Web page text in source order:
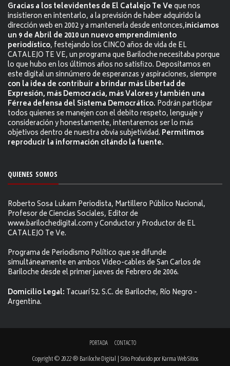
Gracias a los televidentes de El Catalejo Te Veque nos
insistieron en intentarlo, a la previsión de haber adquirido la
dirección web en 2002 y a mantenerla desde entonces,iniciamos
un 9 de Abril de 2010 un nuevo emprendimiento
periodístico, festejando los CINCO años de vida de EL
CATALEJO TE VE, un programa que Bariloche necesitaba porque
lo que hubo en los últimos años no satisfizo. Depositamos en
este digital un sinnúmero de esperanzas y aspiraciones, siempre
con la idea de contribuir a brindar más Libertad de
Expresión, más Democracia, más Valores y también una
Férrea defensa del Sistema Democrático. Podrán participar
todos quienes se manejen con el debito respeto, lenguaje y
consideración y honestamente, intentaremos ser lo más
objetivos dentro de nuestra obvia subjetividad. Permitimos
reproducir la información citándo la fuente.
QUIENES SOMOS
Roberto Sosa Lukam Periodista, Martillero Público Nacional,
Profesor de Ciencias Sociales, Editor de
www.barilochedigital.com y Conductor y Productor de EL
CATALEJO Te Ve.
Programa de Periodismo Político que se difunde
simultáneamente en ambos Video-cables de San Carlos de
Bariloche desde el primer jueves de Febrero de 2006.
Domicilio Legal: Tacuarí 52. S.C. de Bariloche, Río Negro -
Argentina.
PORTADA CONTACTO
Copyright © 2022 ® Bariloche Digital | Sitio Producido porKarma Web Sitios